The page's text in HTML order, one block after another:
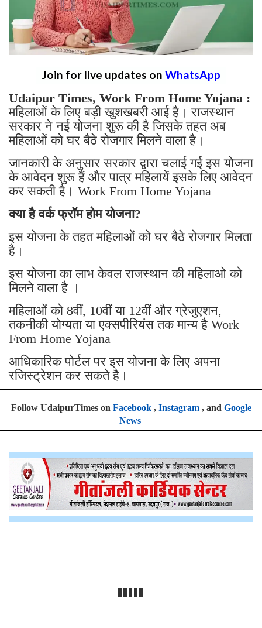
Join for live updates on WhatsApp
Udaipur Times, Work From Home Yojana :
महिलाओं के लिए बड़ी खुशखबरी आई है। राजस्थान
सरकार ने नई योजना शुरू की है जिसके तहत अब
महिलाओं को घर बैठे रोजगार मिलने वाला है।
जानकारी के अनुसार सरकार द्वारा चलाई गई इस योजना
के आवेदन शुरू हैं और पात्र महिलायें इसके लिए आवेदन
कर सकती है। Work From Home Yojana
क्या है वर्क फ्रॉम होम योजना?
इस योजना के तहत महिलाओं को घर बैठे रोजगार मिलता
है।
इस योजना का लाभ केवल राजस्थान की महिलाओ को
मिलने वाला है ।
महिलाओं को 8वीं, 10वीं या 12वीं और ग्रेजुएशन,
तकनीकी योग्यता या एक्सपीरियंस तक मान्य है Work
From Home Yojana
आधिकारिक पोर्टल पर इस योजना के लिए अपना
रजिस्ट्रेशन कर सकते है।
Follow UdaipurTimes on Facebook, Instagram, and Google
News